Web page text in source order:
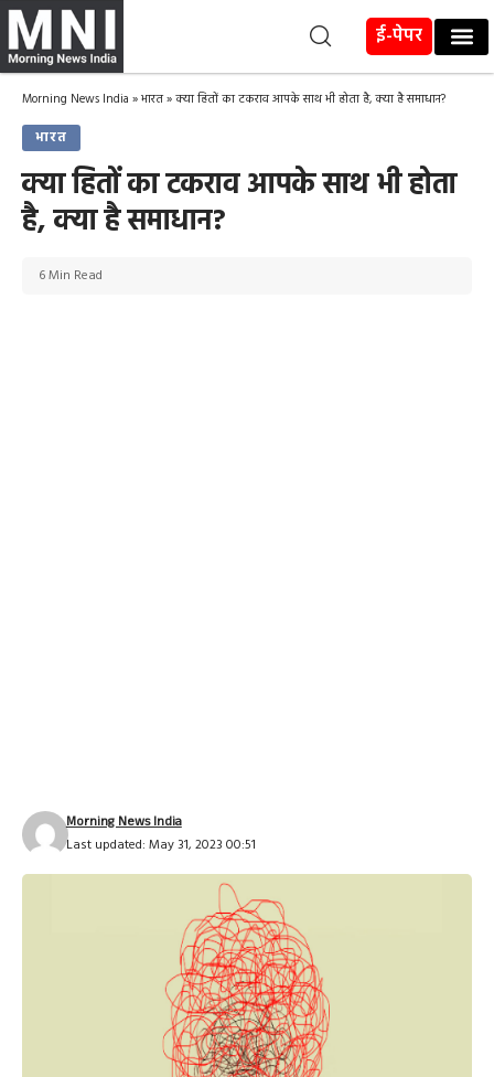
ई-पेपर
Morning News India »भारत»क्या हितों का टकराव आपके साथ भी होता है, क्या है समाधान?
भारत
क्या हितों का टकराव आपके साथ भी होता
है, क्या है समाधान?
Last updated: May 31, 2023 00:51
Morning News India
6 Min Read